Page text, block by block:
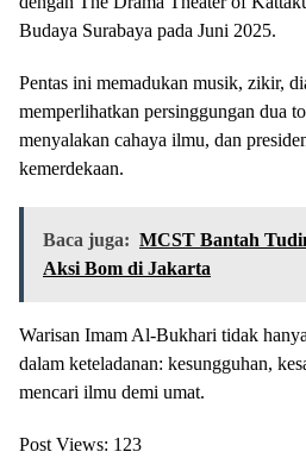
Budaya Surabaya pada Juni 2025.
Pentas ini memadukan musik, zikir,
memperlihatkan persinggungan dua
menyalakan cahaya ilmu, dan
kemerdekaan.
Baca juga: MCST Bantah
Aksi Bom di Jakarta
Warisan Imam Al-Bukhari tidak
dalam keteladanan: kesungguhan,
mencari ilmu demi umat.
Post Views: 123